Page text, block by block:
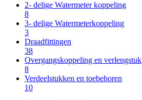
2- delige Watermeter koppeling
8
3- delige Watermeterkoppeling
3
Draadfittingen
38
Overgangskoppeling en verlengstuk
8
Verdeelstukken en toebehoren
10